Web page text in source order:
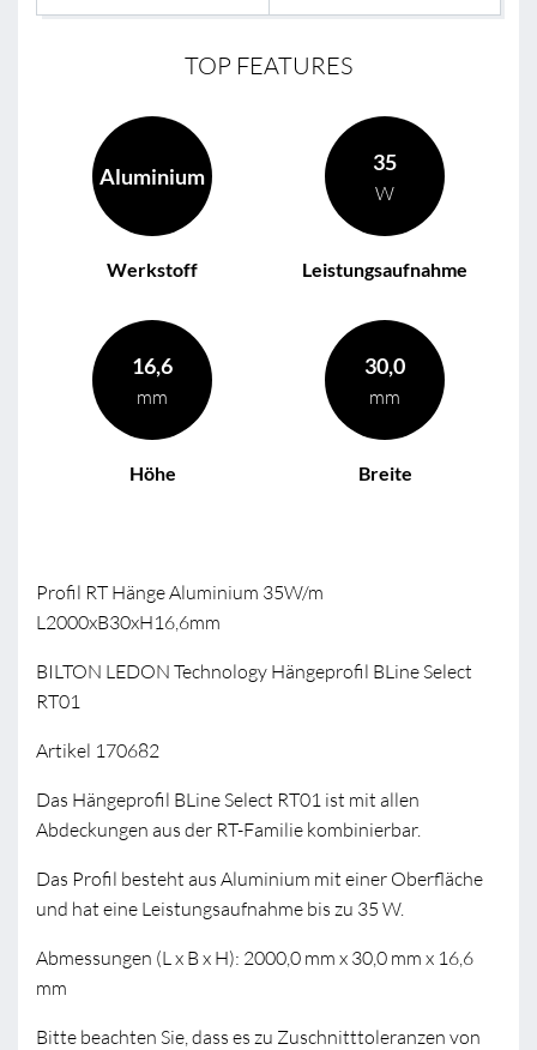
TOP FEATURES
Aluminium
Werkstoff
35
W
Leistungsaufnahme
16,6
mm
Höhe
30,0
mm
Breite
Profil RT Hänge Aluminium 35W/m
L2000xB30xH16,6mm
BILTON LEDON Technology Hängeprofil BLine Select
RT01
Artikel 170682
Das Hängeprofil BLine Select RT01 ist mit allen
Abdeckungen aus der RT-Familie kombinierbar.
Das Profil besteht aus Aluminium mit einer Oberfläche
und hat eine Leistungsaufnahme bis zu 35 W.
Abmessungen (L x B x H): 2000,0 mm x 30,0 mm x 16,6
mm
Bitte beachten Sie, dass es zu Zuschnitttoleranzen von